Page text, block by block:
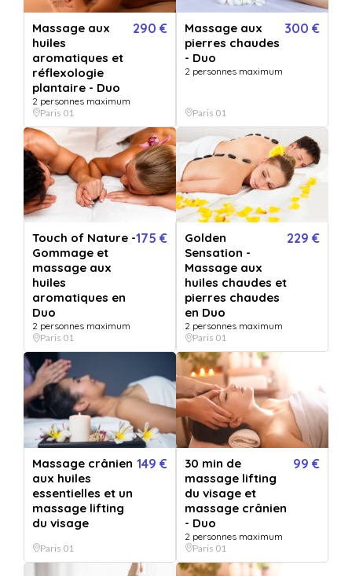
Massage aux
huiles
aromatiques et
réflexologie
plantaire - Duo
2 personnes maximum
290 €
Paris 01
Massage aux
pierres chaudes
- Duo
2 personnes maximum
300 €
Paris 01
Touch of Nature -
Gommage et
massage aux
huiles
aromatiques en
Duo
2 personnes maximum
175 €
Paris 01
Golden
Sensation -
Massage aux
huiles chaudes et
pierres chaudes
en Duo
2 personnes maximum
229 €
Paris 01
Massage crânien
aux huiles
essentielles et un
massage lifting
du visage
149 €
Paris 01
30 min de
massage lifting
du visage et
massage crânien
- Duo
2 personnes maximum
99 €
Paris 01
Ce bon cadeau est vendu par
B zen spa